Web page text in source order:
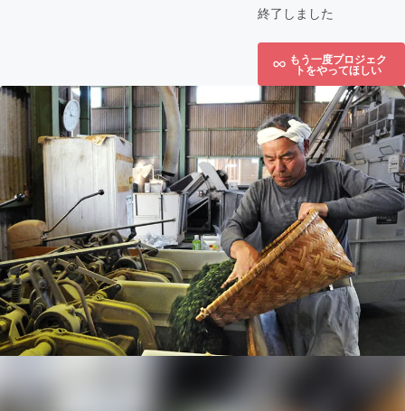
終了しました
もう一度プロジェク
トをやってほしい